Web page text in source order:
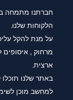
חברתנו מתמחה
הלקוחות שלנו.
על מנת להקל
מרחוק , איסופים
ארצית.
באתר שלנו
למחשב מוכן